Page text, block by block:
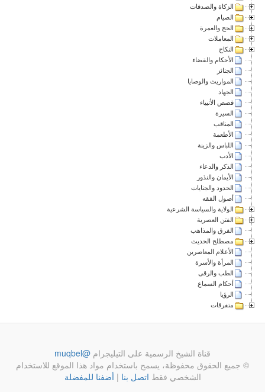
الزكاة والصدقات
الصيام
الحج والعمرة
المعاملات
النكاح
الأحكام والقضاء
الجنائز
المواريث والوصايا
الجهاد
قصص الأنبياء
السيرة
المناقب
الأطعمة
اللباس والزينة
الأدب
الذكر والدعاء
الأيمان والنذور
الحدود والجنايات
أصول الفقه
الولاية والسياسة الشرعية
الفتن العصرية
الفرق والمذاهب
مصطلح الحديث
الأعلام المعاصرين
المرأة والأسرة
الطب والرقى
أحكام السماع
الرؤيا
متفرقات
قناة الشيخ الرسمية على التيليجرام @muqbel
© جميع الحقوق محفوظة، يسمح باستخدام مواد هذا الموقع للاستخدام
الشخصي فقط اتصل بنا | أضفنا للمفضلة